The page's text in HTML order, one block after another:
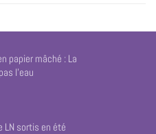
papier mâché : La
l’eau
LN sortis en été